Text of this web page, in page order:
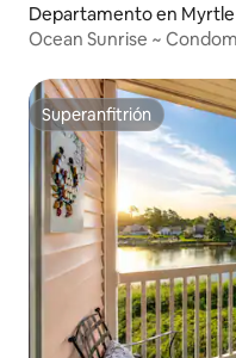
Departamento en Myrtle
Ocean Sunrise ~
Superanfitrión
Superanfitrión